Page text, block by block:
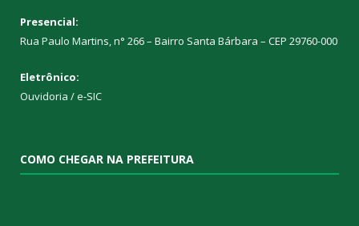
Presencial:
Rua Paulo Martins, n° 266 – Bairro Santa Bárbara – CEP 29760-000
Eletrônico:
Ouvidoria /e-SIC
COMO CHEGAR NA PREFEITURA